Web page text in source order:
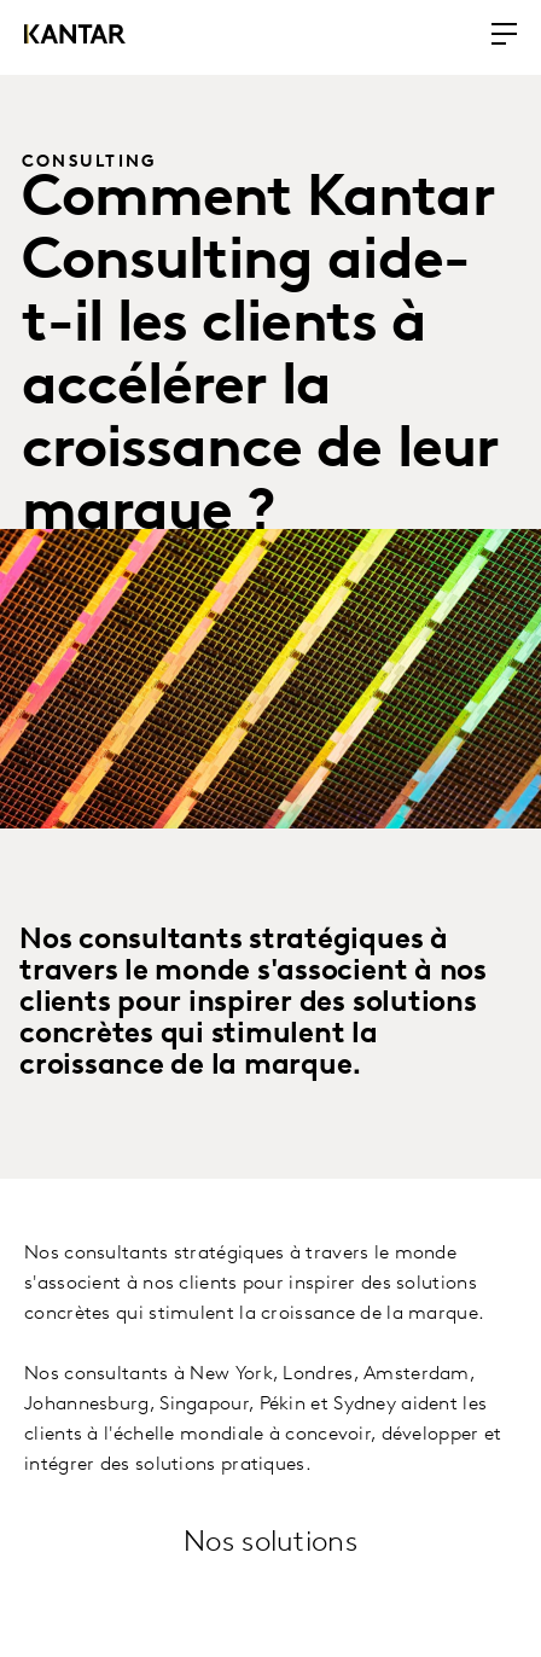
CONSULTING
Comment Kantar
Consulting aide-
t-il les clients à
accélérer la
croissance de leur
marque ?
Nos consultants stratégiques à
travers le monde s'associent à nos
clients pour inspirer des solutions
concrètes qui stimulent la
croissance de la marque.
Nos consultants stratégiques à travers le monde
s'associent à nos clients pour inspirer des solutions
concrètes qui stimulent la croissance de la marque.
Nos consultants à New York, Londres, Amsterdam,
Johannesburg, Singapour, Pékin et Sydney aident les
clients à l'échelle mondiale à concevoir, développer et
intégrer des solutions pratiques.
Nos solutions